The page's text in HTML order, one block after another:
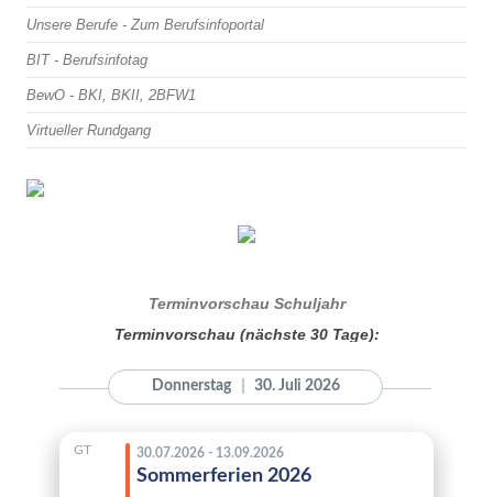
Unsere Berufe - Zum Berufsinfoportal
BIT - Berufsinfotag
BewO - BKI, BKII, 2BFW1
Virtueller Rundgang
Terminvorschau Schuljahr
Terminvorschau (nächste 30 Tage):